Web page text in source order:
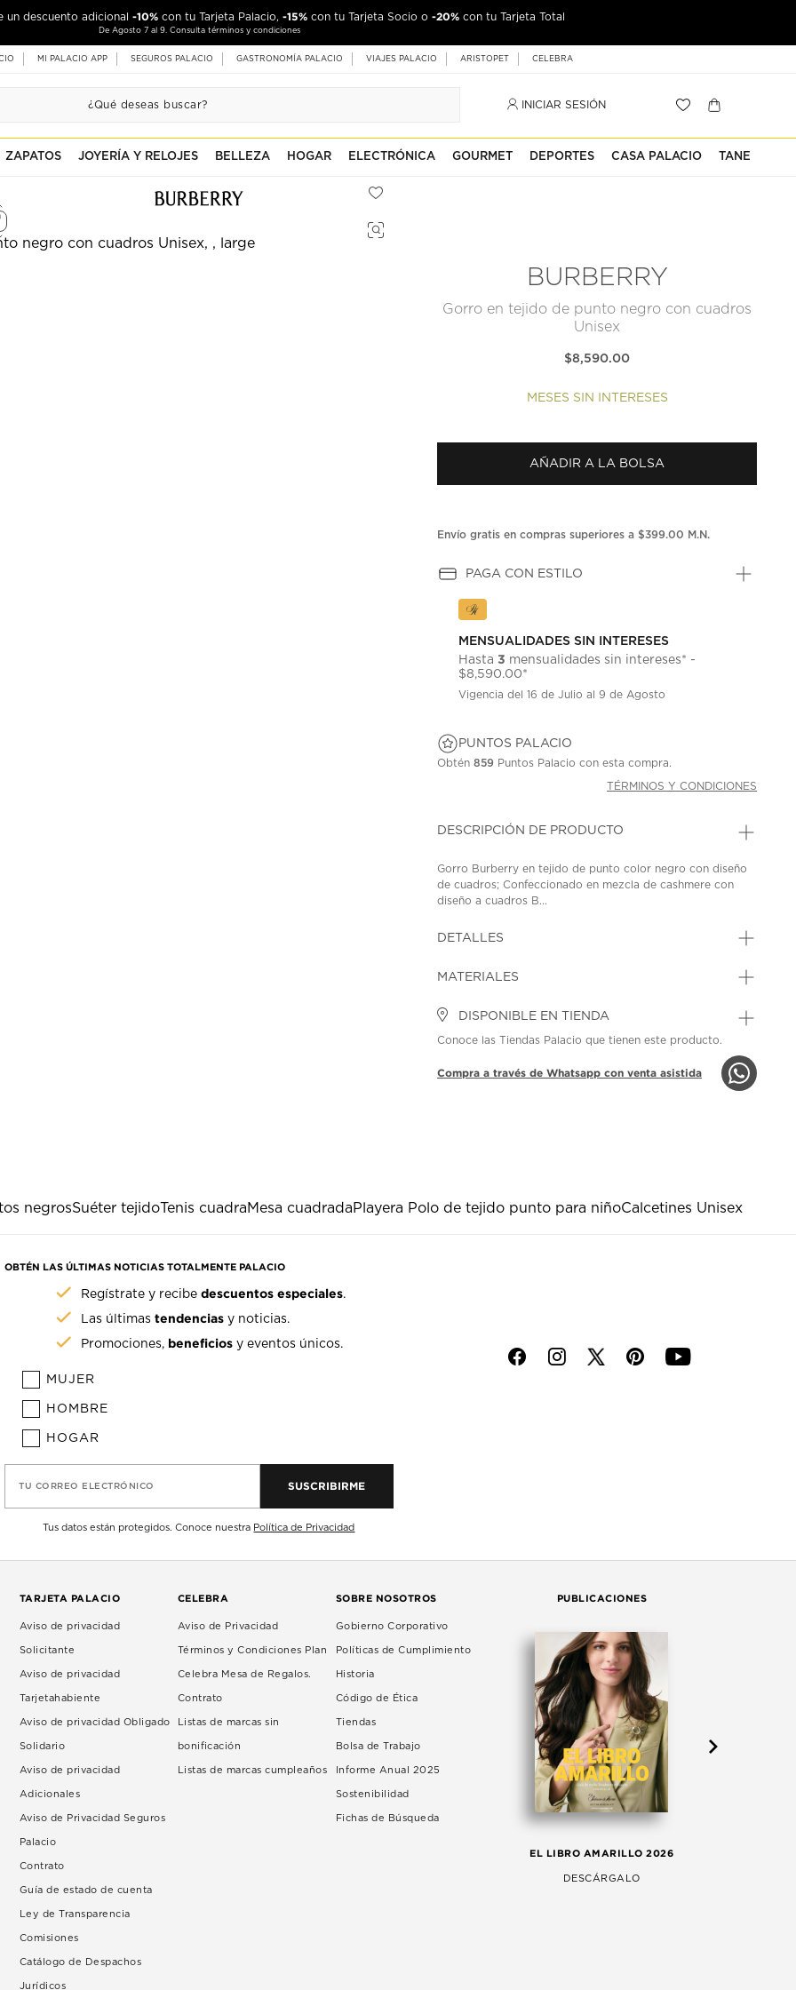
un descuento adicional -10% con tu Tarjeta Palacio, -15% con tu Tarjeta Socio o -20% con tu Tarjeta Total
De Agosto 7 al 9. Consulta términos y condiciones
MI PALACIO APP SEGUROS PALACIO GASTRONOMÍA PALACIO VIAJES PALACIO ARISTOPET CELEBRA
INICIAR SESIÓN
ZAPATOS JOYERÍA Y RELOJES BELLEZA HOGAR ELECTRÓNICA GOURMET DEPORTES CASA PALACIO TANE
BURBERRY
Gorro en tejido de punto negro con cuadros
Unisex
$8,590.00
MESES SIN INTERESES
AÑADIR A LA BOLSA
Envío gratis en compras superiores a $399.00 M.N.
PAGA CON ESTILO
MENSUALIDADES SIN INTERESES
Hasta3 mensualidades sin intereses* -
$8,590.00*
Vigencia del 16 de Julio al 9 de Agosto
PUNTOS PALACIO
Obtén859 Puntos Palacio con esta compra.
TÉRMINOS Y CONDICIONES
DESCRIPCIÓN DE PRODUCTO
Gorro Burberry en tejido de punto color negro con diseño
de cuadros; Confeccionado en mezcla de cashmere con
diseño a cuadros B...
DETALLES
MATERIALES
DISPONIBLE EN TIENDA
Conoce las Tiendas Palacio que tienen este producto.
Compra a través de Whatsapp con venta asistida
negrosSuéter tejidoTenis cuadraMesa cuadradaPlayera Polo de tejido punto para niñoCalcetines Unisex
OBTÉN LAS ÚLTIMAS NOTICIAS TOTALMENTE PALACIO
Regístrate y recibedescuentos especiales.
Las últimastendencias y noticias.
Promociones, beneficios y eventos únicos.
MUJER
HOMBRE
HOGAR
TU CORREO ELECTRÓNICO SUSCRIBIRME
Tus datos están protegidos. Conoce nuestra Política de Privacidad
f i p y
TARJETA PALACIO
Aviso de privacidad
Solicitante
Aviso de privacidad
Tarjetahabiente
Aviso de privacidad Obligado
Solidario
Aviso de privacidad
Adicionales
Aviso de Privacidad Seguros
Palacio
Contrato
Guía de estado de cuenta
Ley de Transparencia
Comisiones
Catálogo de Despachos
Jurídicos
CELEBRA
Aviso de Privacidad
Términos y Condiciones Plan
Celebra Mesa de Regalos.
Contrato
Listas de marcas sin
bonificación
Listas de marcas cumpleaños
SOBRE NOSOTROS
Gobierno Corporativo
Políticas de Cumplimiento
Historia
Código de Ética
Tiendas
Bolsa de Trabajo
Informe Anual 2025
Sostenibilidad
Fichas de Búsqueda
PUBLICACIONES
EL LIBRO AMARILLO 2026
DESCÁRGALO